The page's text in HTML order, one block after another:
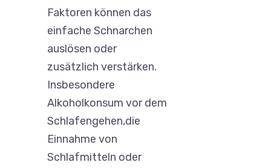
Faktoren können das
einfache Schnarchen
auslösen oder
zusätzlich verstärken.
Insbesondere
Alkoholkonsum vor dem
Schlafengehen,die
Einnahme von
Schlafmitteln oder